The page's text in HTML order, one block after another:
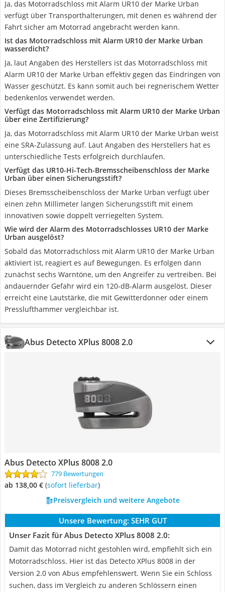
Ja, das Motorradschloss mit Alarm UR10 der Marke Urban
verfügt über Transporthalterungen, mit denen es während der
Fahrt sicher am Motorrad angebracht werden kann.
Ist das Motorradschloss mit Alarm UR10 der Marke Urban
wasserdicht?
Ja, laut Angaben des Herstellers ist das Motorradschloss mit
Alarm UR10 der Marke Urban effektiv gegen das Eindringen von
Wasser geschützt. Es kann somit auch bei regnerischem Wetter
bedenkenlos verwendet werden.
Verfügt das Motorradschloss mit Alarm UR10 der Marke Urban
über eine Zertifizierung?
Ja, das Motorradschloss mit Alarm UR10 der Marke Urban weist
eine SRA-Zulassung auf. Laut Angaben des Herstellers hat es
unterschiedliche Tests erfolgreich durchlaufen.
Verfügt das UR10-Hi-Tech-Bremsscheibenschloss der Marke
Urban über einen Sicherungsstift?
Dieses Bremsscheibenschloss der Marke Urban verfügt über
einen zehn Millimeter langen Sicherungsstift mit einem
innovativen sowie doppelt verriegelten System.
Wie wird der Alarm des Motorradschlosses UR10 der Marke
Urban ausgelöst?
Sobald das Motorradschloss mit Alarm UR10 der Marke Urban
aktiviert ist, reagiert es auf Bewegungen. Es erfolgen dann
zunächst sechs Warntöne, um den Angreifer zu vertreiben. Bei
andauernder Gefahr wird ein 120-dB-Alarm ausgelöst. Dieser
erreicht eine Lautstärke, die mit Gewitterdonner oder einem
Presslufthammer vergleichbar ist.
Abus Detecto XPlus 8008 2.0
Abus Detecto XPlus 8008 2.0
779 Bewertungen
ab 138,00 € ( Sofort lieferbar)
Preisvergleich und weitere Angebote
Unsere Bewertung: SEHR GUT
Unser Fazit für Abus Detecto XPlus 8008 2.0:
Damit das Motorrad nicht gestohlen wird, empfiehlt sich ein
Motorradschloss. Hier ist das Detecto XPlus 8008 in der
Version 2.0 von Abus empfehlenswert. Wenn Sie ein Schloss
suchen, dass im Vergleich zu anderen Schlössern einen